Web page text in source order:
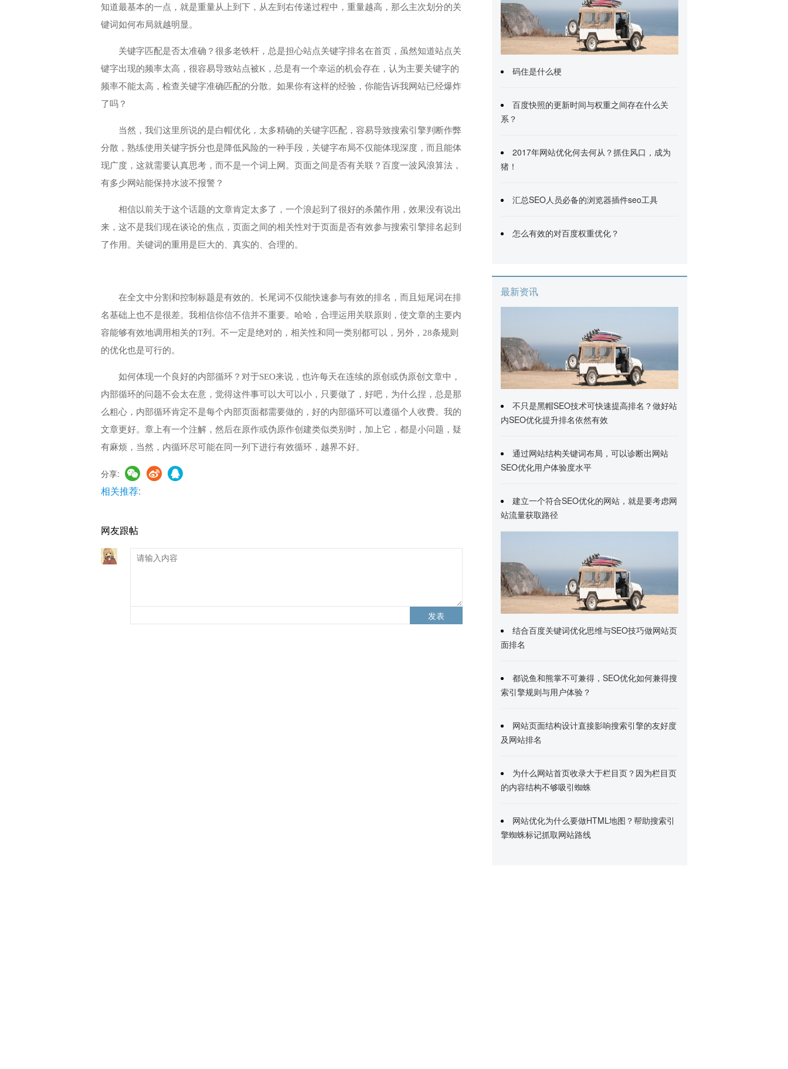
知道最基本的一点，就是重量从上到下，从左到右传递过程中，重量越高，那么主次划分的关
键词如何布局就越明显。
关键字匹配是否太准确？很多老铁杆，总是担心站点关键字排名在首页，虽然知道站点关
键字出现的频率太高，很容易导致站点被K，总是有一个幸运的机会存在，认为主要关键字的
频率不能太高，检查关键字准确匹配的分散。如果你有这样的经验，你能告诉我网站已经爆炸
了吗？
当然，我们这里所说的是白帽优化，太多精确的关键字匹配，容易导致搜索引擎判断作弊
分散，熟练使用关键字拆分也是降低风险的一种手段，关键字布局不仅能体现深度，而且能体
现广度，这就需要认真思考，而不是一个词上网。页面之间是否有关联？百度一波风浪算法，
有多少网站能保持水波不报警？
相信以前关于这个话题的文章肯定太多了，一个浪起到了很好的杀菌作用，效果没有说出
来，这不是我们现在谈论的焦点，页面之间的相关性对于页面是否有效参与搜索引擎排名起到
了作用。关键词的重用是巨大的、真实的、合理的。
在全文中分割和控制标题是有效的。长尾词不仅能快速参与有效的排名，而且短尾词在排
名基础上也不是很差。我相信你信不信并不重要。哈哈，合理运用关联原则，使文章的主要内
容能够有效地调用相关的T列。不一定是绝对的，相关性和同一类别都可以，另外，28条规则
的优化也是可行的。
如何体现一个良好的内部循环？对于SEO来说，也许每天在连续的原创或伪原创文章中，
内部循环的问题不会太在意，觉得这件事可以大可以小，只要做了，好吧，为什么捏，总是那
么粗心，内部循环肯定不是每个内部页面都需要做的，好的内部循环可以遵循个人收费。我的
文章更好。章上有一个注解，然后在原作或伪原作创建类似类别时，加上它，都是小问题，疑
有麻烦，当然，内循环尽可能在同一列下进行有效循环，越界不好。
分享:
相关推荐:
网友跟帖
发表
码住是什么梗
百度快照的更新时间与权重之间存在什么关
系？
2017年网站优化何去何从？抓住风口，成为
猪！
汇总SEO人员必备的浏览器插件seo工具
怎么有效的对百度权重优化？
最新资讯
不只是黑帽SEO技术可快速提高排名？做好站
内SEO优化提升排名依然有效
通过网站结构关键词布局，可以诊断出网站
SEO优化用户体验度水平
建立一个符合SEO优化的网站，就是要考虑网
站流量获取路径
结合百度关键词优化思维与SEO技巧做网站页
面排名
都说鱼和熊掌不可兼得，SEO优化如何兼得搜
索引擎规则与用户体验？
网站页面结构设计直接影响搜索引擎的友好度
及网站排名
为什么网站首页收录大于栏目页？因为栏目页
的内容结构不够吸引蜘蛛
网站优化为什么要做HTML地图？帮助搜索引
擎蜘蛛标记抓取网站路线